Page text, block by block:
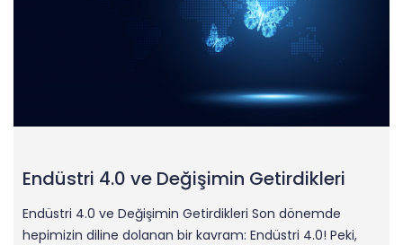
Endüstri 4.0 ve Değişimin Getirdikleri
Endüstri 4.0 ve Değişimin Getirdikleri Son dönemde
hepimizin diline dolanan bir kavram: Endüstri 4.0! Peki,